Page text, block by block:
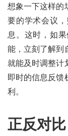
想象一下这样的
要的学术会议
息。这时，如
能，立刻了解到
就能及时调整计
即时的信息反馈
利。
正反对